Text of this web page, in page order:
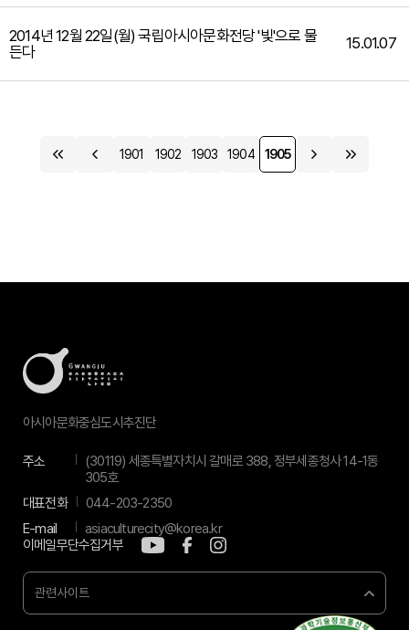
2014년 12월 22일(월) 국립아시아문화전당 '빛'으로 물
든다
15.01.07
1901 1902 1903 1904 1905
아시아문화중심도시추진단
주소
(30119) 세종특별자치시 갈매로 388, 정부세종청사 14-1동
305호
대표전화
044-203-2350
E-mail
asiaculturecity@korea.kr
이메일무단수집거부
관련사이트